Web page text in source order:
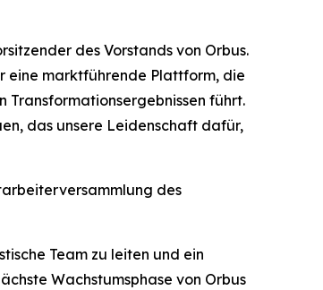
des Vorstands von Orbus.
eine marktführende Plattform, die
führt.
das unsere Leidenschaft dafür,
des
Team zu leiten und ein
Wachstumsphase von Orbus